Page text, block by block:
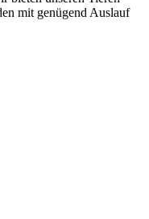
mit genügend Auslauf